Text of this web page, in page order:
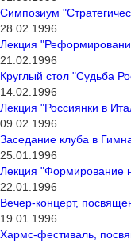
Симпозиум
28.02.1996
Лекция
21.02.1996
Круглый стол "Судьба
14.02.1996
Лекция "Россиянки в
09.02.1996
Заседание клуба в
25.01.1996
Лекция "Формирование
22.01.1996
Вечер-концерт,
19.01.1996
Хармс-фестиваль,